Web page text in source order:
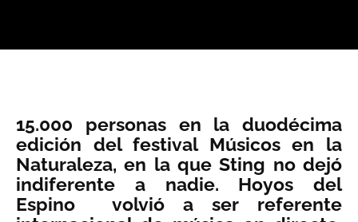
15.000 personas en la duodécima
edición del festival Músicos en la
Naturaleza, en la queSting no dejó
indiferente a nadie. Hoyos del
Espino volvió a ser referente